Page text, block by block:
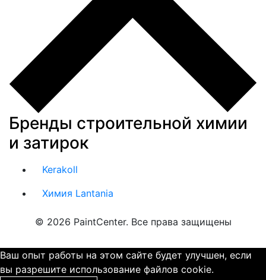
Бренды строительной химии
и затирок
Kerakoll
Химия Lantania
© 2026 PaintCenter. Все права защищены
Ваш опыт работы на этом сайте будет улучшен, если
вы разрешите использование файлов cookie.